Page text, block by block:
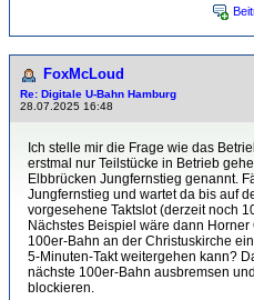
FoxMcLoud
Re: Digitale U-Bahn Hamburg
28.07.2025 16:48
Ich stelle mir die Frage wie das
erstmal nur Teilstücke in Betrieb
Elbbrücken Jungfernstieg genannt.
Jungfernstieg und wartet da bis auf
vorgesehene Taktslot (derzeit noch
Nächstes Beispiel wäre dann
100er-Bahn an der Christuskirche
5-Minuten-Takt weitergehen kann?
nächste 100er-Bahn ausbremsen
blockieren.